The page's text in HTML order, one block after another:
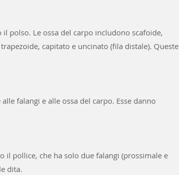
polso. Le ossa del carpo includono scafoide,
capitato e uncinato (fila distale). Queste
falangi e alle ossa del carpo. Esse danno
il pollice, che ha solo due falangi (prossimale e
dita.